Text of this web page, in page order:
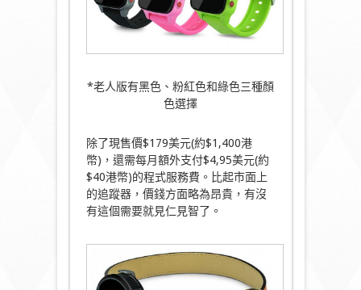
*老人版有黑色、粉紅色和綠色三種顏
色選擇
除了現售價$179美元(約$1,400港
幣)，還需每月額外支付$4,95美元(約
$40港幣)的程式服務費。比起市面上
的追蹤器，價錢方面略為昂貴，有沒
有這個需要就見仁見智了。